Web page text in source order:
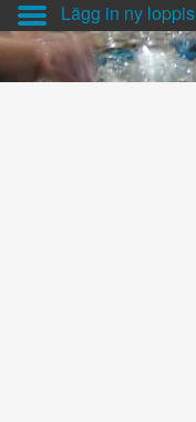
Lägg in ny loppis